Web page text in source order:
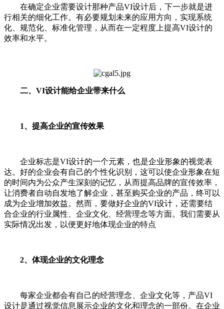
在确定企业需要设计那种产品VI设计后，下一步就是进
行相关的细化工作。有必要规划未来的应用方向，实现系统
化、规范化、标准化管理，从而在一定程度上提高VI设计的
效率和水平。
二、VI设计能给企业带来什么
1、提高企业的宣传效果
企业标志是VI设计的一个元素，也是企业形象的视觉表
达。好的企业会有自己的个性化识别，这可以使企业形象在短
的时间内为公众产生深刻的记忆，从而提高品牌的宣传效率，
让消费者自动自发地了解企业，甚至购买企业的产品，终可以
成为企业增加效益。然而，要做好企业的VI设计，还需要结
合企业的行业属性、企业文化、经营理念等方面。我们需要从
实际情况出发，以便更好地体现企业的特点
2、体现企业的文化理念
每家企业都会有自己的经营理念、企业文化等，产品VI
设计是通过视觉信息展示企业的文化和理念的一部份。在企业